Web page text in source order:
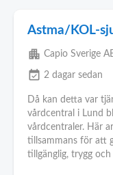
Astma/KOL-
apartment Capio Sverige
event_available 2 dagar sedan
Då kan detta var
vårdcentral i Lund
vårdcentraler. Här
tillsammans för att
tillgänglig, trygg